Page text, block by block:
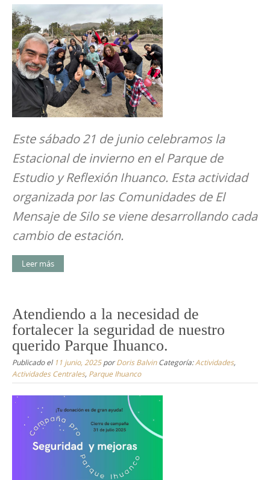
Este sábado 21 de junio celebramos la
Estacional de invierno en el Parque de
Estudio y Reflexión Ihuanco. Esta actividad
organizada por las Comunidades de El
Mensaje de Silo se viene desarrollando cada
cambio de estación.
Leer más
Atendiendo a la necesidad de
fortalecer la seguridad de nuestro
querido Parque Ihuanco.
Publicado el 11 junio, 2025porDoris BalvinCategoría: Actividades,
Actividades Centrales, Parque Ihuanco